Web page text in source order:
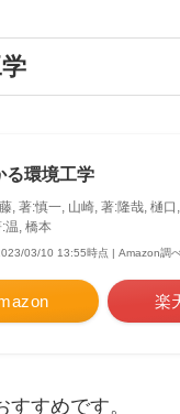
る環境工学
, 著:慎一, 山崎, 著:隆哉, 樋
温, 橋本
03/10 13:55時点 | Amazon調べ
楽
すめです。